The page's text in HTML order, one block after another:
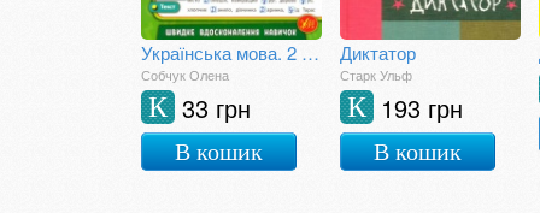
Українська мова. 2 клас. Зошит практичних занять
Собчук Олена
33 грн
К
В кошик
Диктатор
Старк Ульф
193 грн
К
В кошик